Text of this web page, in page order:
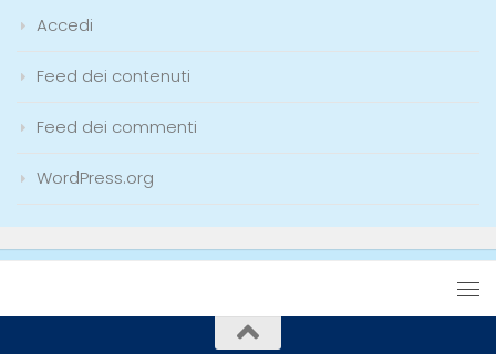
Accedi
Feed dei contenuti
Feed dei commenti
WordPress.org